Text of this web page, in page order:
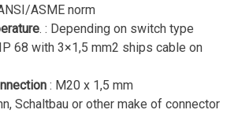
ASME norm
. : Depending on switch type
68 with 3×1,5 mm2 ships cable on
: M20 x 1,5 mm
Schaltbau or other make of connector